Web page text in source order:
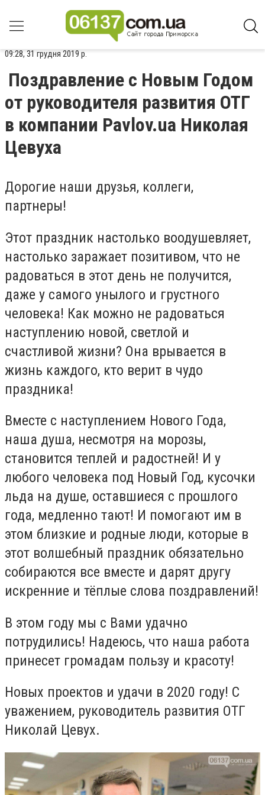
09:28, 31 грудня 2019 р.
Поздравление с Новым Годом
от руководителя развития ОТГ
в компании Pavlov.ua Николая
Цевуха
Дорогие наши друзья, коллеги,
партнеры!
Этот праздник настолько воодушевляет,
настолько заражает позитивом, что не
радоваться в этот день не получится,
даже у самого унылого и грустного
человека! Как можно не радоваться
наступлению новой, светлой и
счастливой жизни? Она врывается в
жизнь каждого, кто верит в чудо
праздника!
Вместе с наступлением Нового Года,
наша душа, несмотря на морозы,
становится теплей и радостней! И у
любого человека под Новый Год, кусочки
льда на душе, оставшиеся с прошлого
года, медленно тают! И помогают им в
этом близкие и родные люди, которые в
этот волшебный праздник обязательно
собираются все вместе и дарят другу
искренние и тёплые слова поздравлений!
В этом году мы с Вами удачно
потрудились! Надеюсь, что наша работа
принесет громадам пользу и красоту!
Новых проектов и удачи в 2020 году! С
уважением, руководитель развития ОТГ
Николай Цевух.